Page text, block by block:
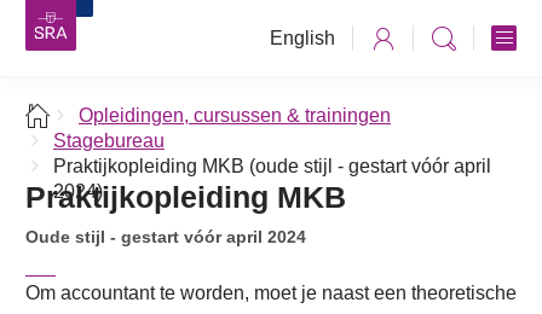
English
Opleidingen, cursussen & trainingen
Stagebureau
Praktijkopleiding MKB (oude stijl - gestart vóór april
2024)
Praktijkopleiding MKB
Oude stijl - gestart vóór april 2024
Om accountant te worden, moet je naast een theoretische